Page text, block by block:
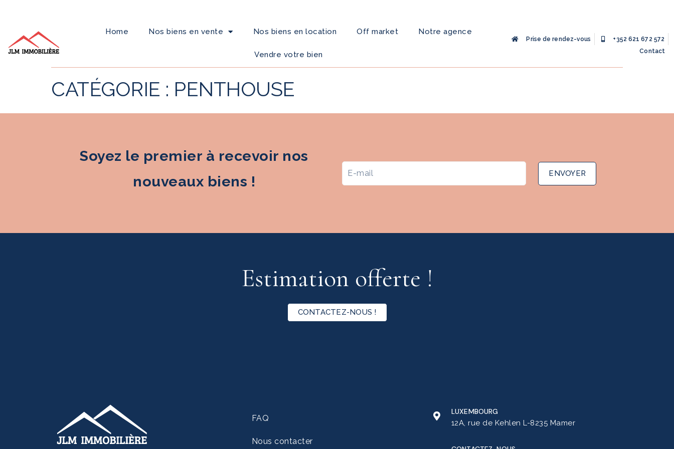
Home Nos biens en vente Nos biens en location Off market Notre agence
Vendre votre bien
Prise de rendez-vous
+352 621 672 572
Contact
CATÉGORIE : PENTHOUSE
Soyez le premier à recevoir nos
nouveaux biens !
ENVOYER
Estimation offerte !
CONTACTEZ-NOUS !
FAQ
Nous contacter
LUXEMBOURG
12A, rue de Kehlen L-8235 Mamer